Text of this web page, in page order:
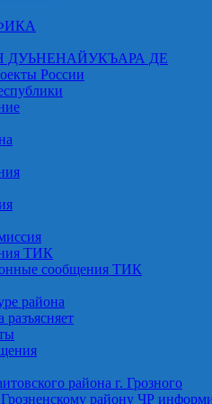
ДУЬНЕНАЙУКЪАРА ДЕ
России
ТИК
сообщения ТИК
района
разъясняет
района г. Грозного
району ЧР